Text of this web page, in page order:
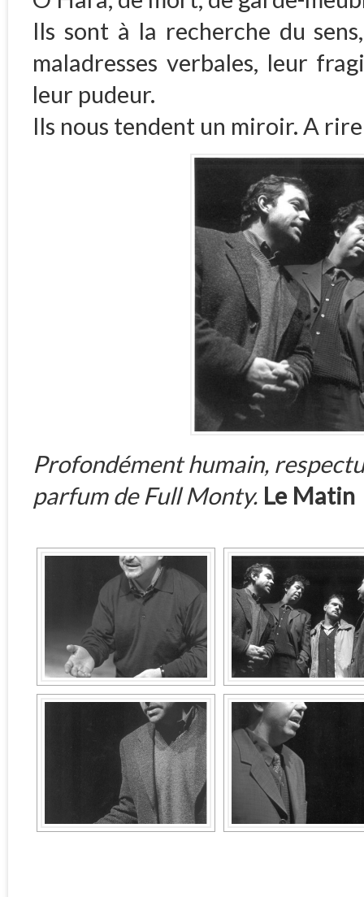
Ils sont à la recherche du
maladresses verbales, leur
leur pudeur.
Ils nous tendent un miroir. A
Profondément humain,
parfum de Full Monty. Le Matin